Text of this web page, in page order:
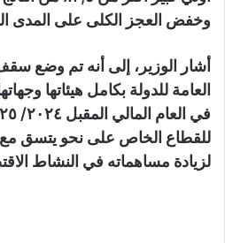
وخفض العجز الكلى على المدى
أشار الوزير، إلى أنه تم وضع
العامة للدولة بكامل هيئاتها
للقطاع الخاص على نحو يتسق مع
لزيادة مساهماته في النشاط